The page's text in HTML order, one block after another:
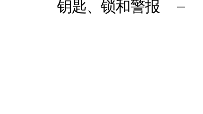
联系我们
探索Polestar 3
公共充电
车主服务钥匙、锁和警报